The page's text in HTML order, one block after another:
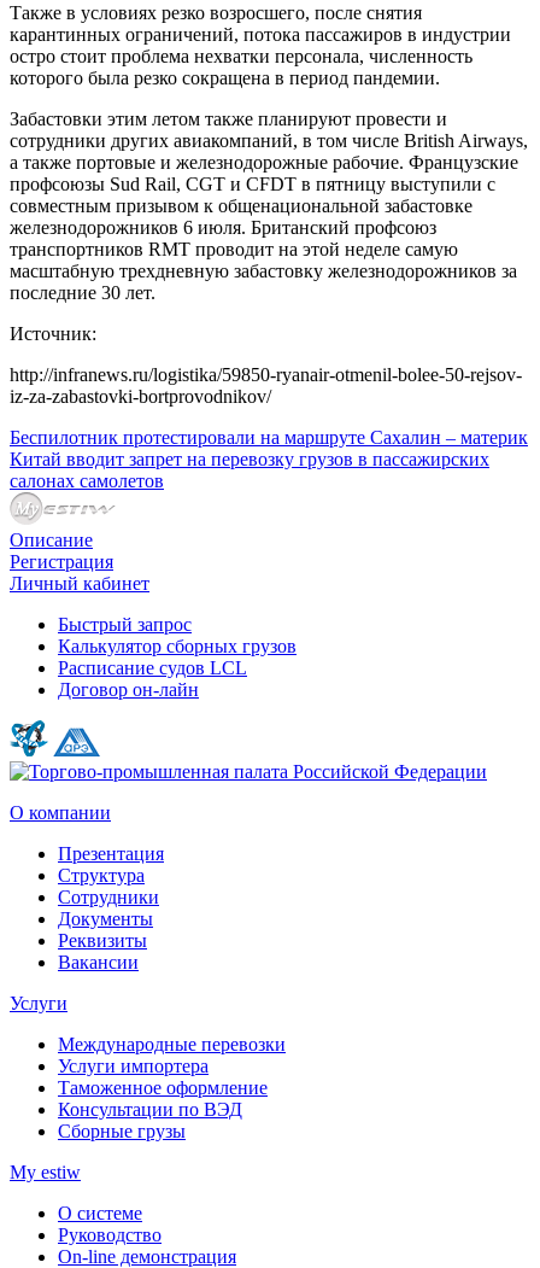
Также в условиях резко возросшего, после снятия
карантинных ограничений, потока пассажиров в индустрии
остро стоит проблема нехватки персонала, численность
которого была резко сокращена в период пандемии.
Забастовки этим летом также планируют провести и
сотрудники других авиакомпаний, в том числе British Airways,
а также портовые и железнодорожные рабочие. Французские
профсоюзы Sud Rail, CGT и CFDT в пятницу выступили с
совместным призывом к общенациональной забастовке
железнодорожников 6 июля. Британский профсоюз
транспортников RMT проводит на этой неделе самую
масштабную трехдневную забастовку железнодорожников за
последние 30 лет.
Источник:
http://infranews.ru/logistika/59850-ryanair-otmenil-bolee-50-rejsov-
iz-za-zabastovki-bortprovodnikov/
Беспилотник протестировали на маршруте Сахалин – материк
Китай вводит запрет на перевозку грузов в пассажирских
салонах самолетов
Описание
Регистрация
Личный кабинет
Быстрый запрос
Калькулятор сборных грузов
Расписание судов LCL
Договор он-лайн
О компании
Презентация
Структура
Сотрудники
Документы
Реквизиты
Вакансии
Услуги
Международные перевозки
Услуги импортера
Таможенное оформление
Консультации по ВЭД
Сборные грузы
My estiw
О системе
Руководство
On-line демонстрация